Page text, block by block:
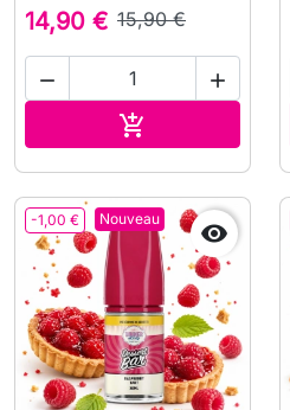
14,90 € 15,90 €
 

-1,00 € Nouveau
